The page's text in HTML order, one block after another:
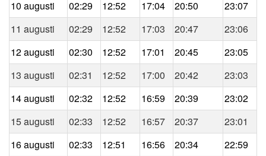
10 augusti
02:29 12:52 17:04 20:50
23:07
11 augusti
02:29 12:52 17:03 20:47
23:06
12 augusti
02:30 12:52 17:01 20:45
23:05
13 augusti
02:31 12:52 17:00 20:42
23:03
14 augusti
02:32 12:52 16:59 20:39
23:02
15 augusti
02:33 12:52 16:57 20:37
23:01
16 augusti
02:33 12:51 16:56 20:34
22:59